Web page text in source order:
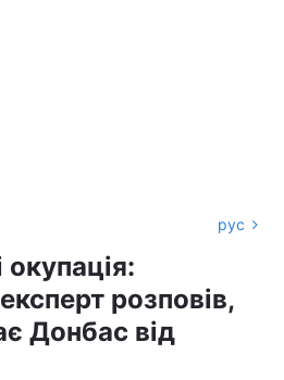
рус
окупація:
розповів,
Донбас від